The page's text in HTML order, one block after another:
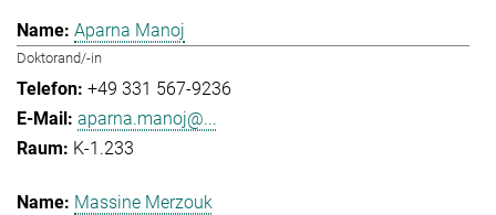
Aparna Manoj
Doktorand/-in
+49 331 567-9236
aparna.manoj@...
K-1.233
Massine Merzouk